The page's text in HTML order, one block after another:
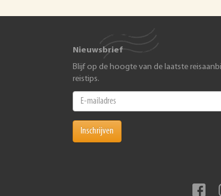
Nieuwsbrief
Blijf op de hoogte van de laatste
reistips.
Inschrijven